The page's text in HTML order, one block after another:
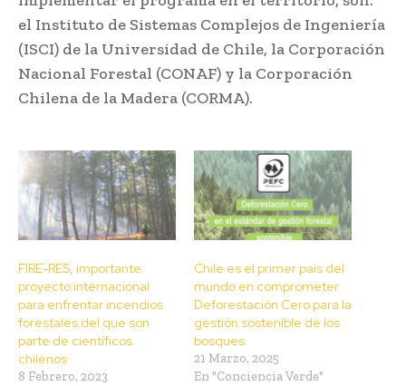
el Instituto de Sistemas Complejos de Ingeniería
(ISCI) de la Universidad de Chile, la Corporación
Nacional Forestal (CONAF) y la Corporación
Chilena de la Madera (CORMA).
FIRE-RES, importante
proyecto internacional
para enfrentar incendios
forestales del que son
parte de científicos
chilenos
8 Febrero, 2023
Chile es el primer país del
mundo en comprometer
Deforestación Cero para la
gestión sostenible de los
bosques
21 Marzo, 2025
En "Conciencia Verde"